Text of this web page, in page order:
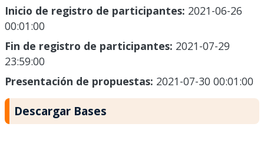
Inicio de registro de participantes: 2021-06-26
00:01:00
Fin de registro de participantes: 2021-07-29
23:59:00
Presentación de propuestas: 2021-07-30 00:01:00
Descargar Bases